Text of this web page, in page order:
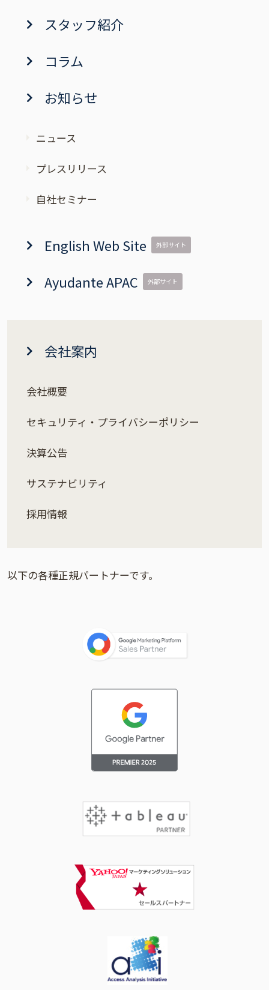
スタッフ紹介
コラム
お知らせ
ニュース
プレスリリース
自社セミナー
English Web Site 外部サイト
Ayudante APAC 外部サイト
会社案内
会社概要
セキュリティ・プライバシーポリシー
決算公告
サステナビリティ
採用情報
以下の各種正規パートナーです。